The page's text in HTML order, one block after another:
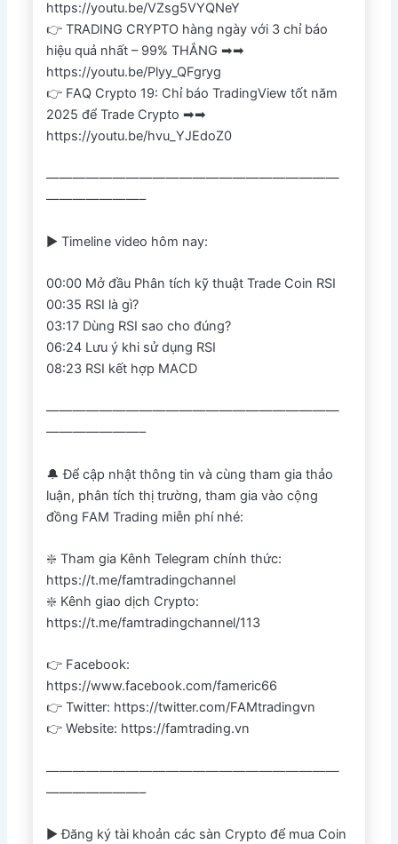
https://youtu.be/VZsg5VYQNeY
👉 TRADING CRYPTO hàng ngày với 3 chỉ báo
hiệu quả nhất – 99% THẮNG ➡➡
https://youtu.be/Plyy_QFgryg
👉 FAQ Crypto 19: Chỉ báo TradingView tốt năm
2025 để Trade Crypto ➡➡
https://youtu.be/hvu_YJEdoZ0
——————————————————————
———————–
► Timeline video hôm nay:
00:00 Mở đầu Phân tích kỹ thuật Trade Coin RSI
00:35 RSI là gì?
03:17 Dùng RSI sao cho đúng?
06:24 Lưu ý khi sử dụng RSI
08:23 RSI kết hợp MACD
——————————————————————
———————–
🔔 Để cập nhật thông tin và cùng tham gia thảo
luận, phân tích thị trường, tham gia vào cộng
đồng FAM Trading miễn phí nhé:
❇️ Tham gia Kênh Telegram chính thức:
https://t.me/famtradingchannel
❇️ Kênh giao dịch Crypto:
https://t.me/famtradingchannel/113
👉 Facebook:
https://www.facebook.com/fameric66
👉 Twitter: https://twitter.com/FAMtradingvn
👉 Website: https://famtrading.vn
——————————————————————
———————–
► Đăng ký tài khoản các sàn Crypto để mua Coin